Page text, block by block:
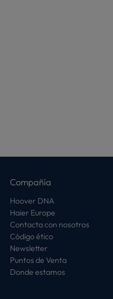
Compañía
Hoover DNA
Haier Europe
Contacta con nosotros
Código ético
Newsletter
Puntos de Venta
Donde estamos